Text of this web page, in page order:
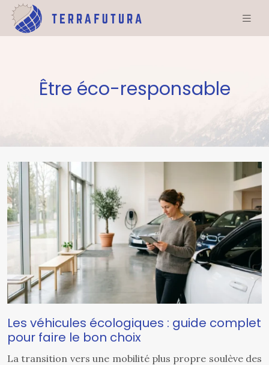
Être éco-responsable
Les véhicules écologiques : guide complet
pour faire le bon choix
La transition vers une mobilité plus propre soulève des